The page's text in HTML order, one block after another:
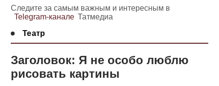
Следите за самым важным и интересным в
Telegram-канале Татмедиа
Театр
Заголовок: Я не особо люблю
рисовать картины